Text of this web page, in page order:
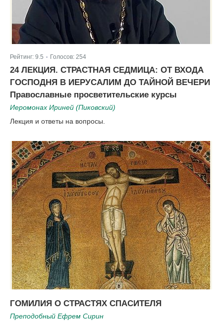
Рейтинг: 9.5 Голосов: 254
24 ЛЕКЦИЯ. СТРАСТНАЯ СЕДМИЦА: ОТ ВХОДА
ГОСПОДНЯ В ИЕРУСАЛИМ ДО ТАЙНОЙ ВЕЧЕРИ
Православные просветительские курсы
Иеромонах Ириней (Пиковский)
Лекция и ответы на вопросы.
ГОМИЛИЯ О СТРАСТЯХ СПАСИТЕЛЯ
Преподобный Ефрем Сирин